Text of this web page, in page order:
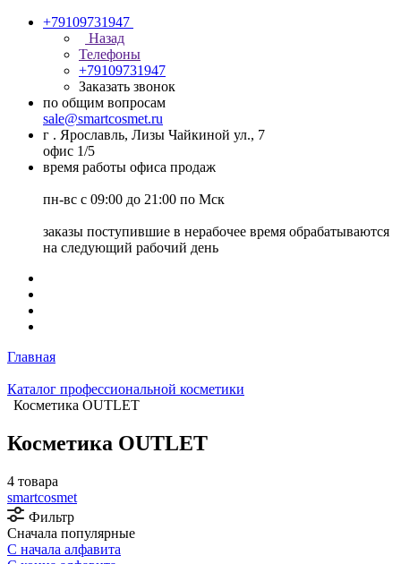
+79109731947
Назад
Телефоны
+79109731947
Заказать звонок
по общим вопросам
sale@smartcosmet.ru
г . Ярославль, Лизы Чайкиной ул., 7
офис 1/5
время работы офиса продаж
пн-вс с 09:00 до 21:00 по Мск
заказы поступившие в нерабочее время обрабатываются
на следующий рабочий день
Главная
Каталог профессиональной косметики
Косметика OUTLET
Косметика OUTLET
4 товара
smartcosmet
Фильтр
Сначала популярные
С начала алфавита